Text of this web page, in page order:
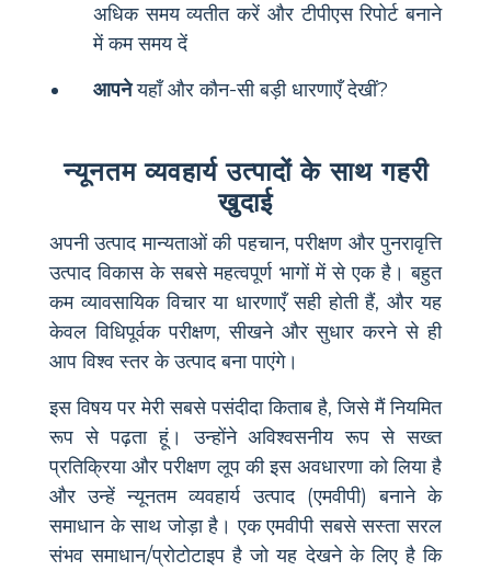
अधिक समय व्यतीत करें और टीपीएस रिपोर्ट बनाने
में कम समय दें
आपनेयहाँ और कौन-सी बड़ी धारणाएँ देखीं?
न्यूनतम व्यवहार्य उत्पादों के साथ गहरी
खुदाई
अपनी उत्पाद मान्यताओं की पहचान, परीक्षण और पुनरावृत्ति
उत्पाद विकास के सबसे महत्वपूर्ण भागों में से एक है। बहुत
कम व्यावसायिक विचार या धारणाएँ सही होती हैं, और यह
केवल विधिपूर्वक परीक्षण, सीखने और सुधार करने से ही
आप विश्व स्तर के उत्पाद बना पाएंगे।
इस विषय पर मेरी सबसे पसंदीदा किताब है, जिसे मैं नियमित
रूप से पढ़ता हूं। उन्होंने अविश्वसनीय रूप से सख्त
प्रतिक्रिया और परीक्षण लूप की इस अवधारणा को लिया है
और उन्हें न्यूनतम व्यवहार्य उत्पाद (एमवीपी) बनाने के
समाधान के साथ जोड़ा है। एक एमवीपी सबसे सस्ता सरल
संभव समाधान/प्रोटोटाइप है जो यह देखने के लिए है कि